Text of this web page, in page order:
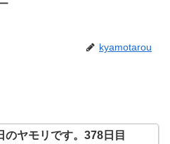
kyamotarou
のヤモリです。378日目